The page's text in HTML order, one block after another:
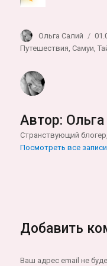
Автор
Ольга Салий
Путешествия,Самуи,
Автор:
Странствующий
Посмотреть все
Добавить
Ваш адрес email не